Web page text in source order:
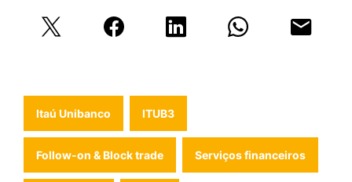
Itaú Unibanco ITUB3
Follow-on & Block trade Serviços financeiros